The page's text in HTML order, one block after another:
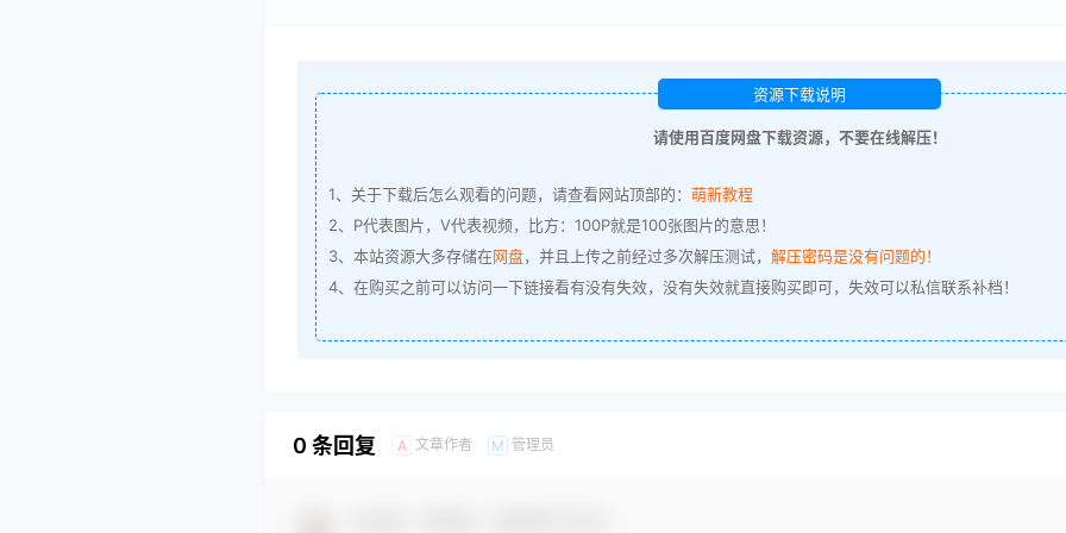
资源下载说明
请使用百度网盘下载资源，不要在线解压！
1、关于下载后怎么观看的问题，请查看网站顶部的： 萌新教程
2、P代表图片，V代表视频，比方：100P就是100张图片的意思！
3、本站资源大多存储在网盘，并且上传之前经过多次解压测试， 解压密码是没有问题的！
4、在购买之前可以访问一下链接看有没有失效，没有失效就直接购买即可，失效可以私信联系补档！
0 条回复 A 文章作者 M 管理员